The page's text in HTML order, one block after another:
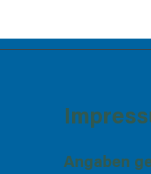
Angaben